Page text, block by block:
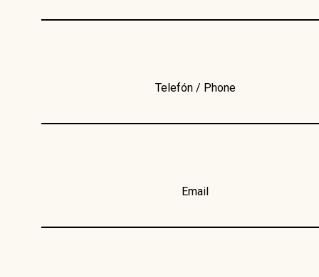
Telefón / Phone
Email